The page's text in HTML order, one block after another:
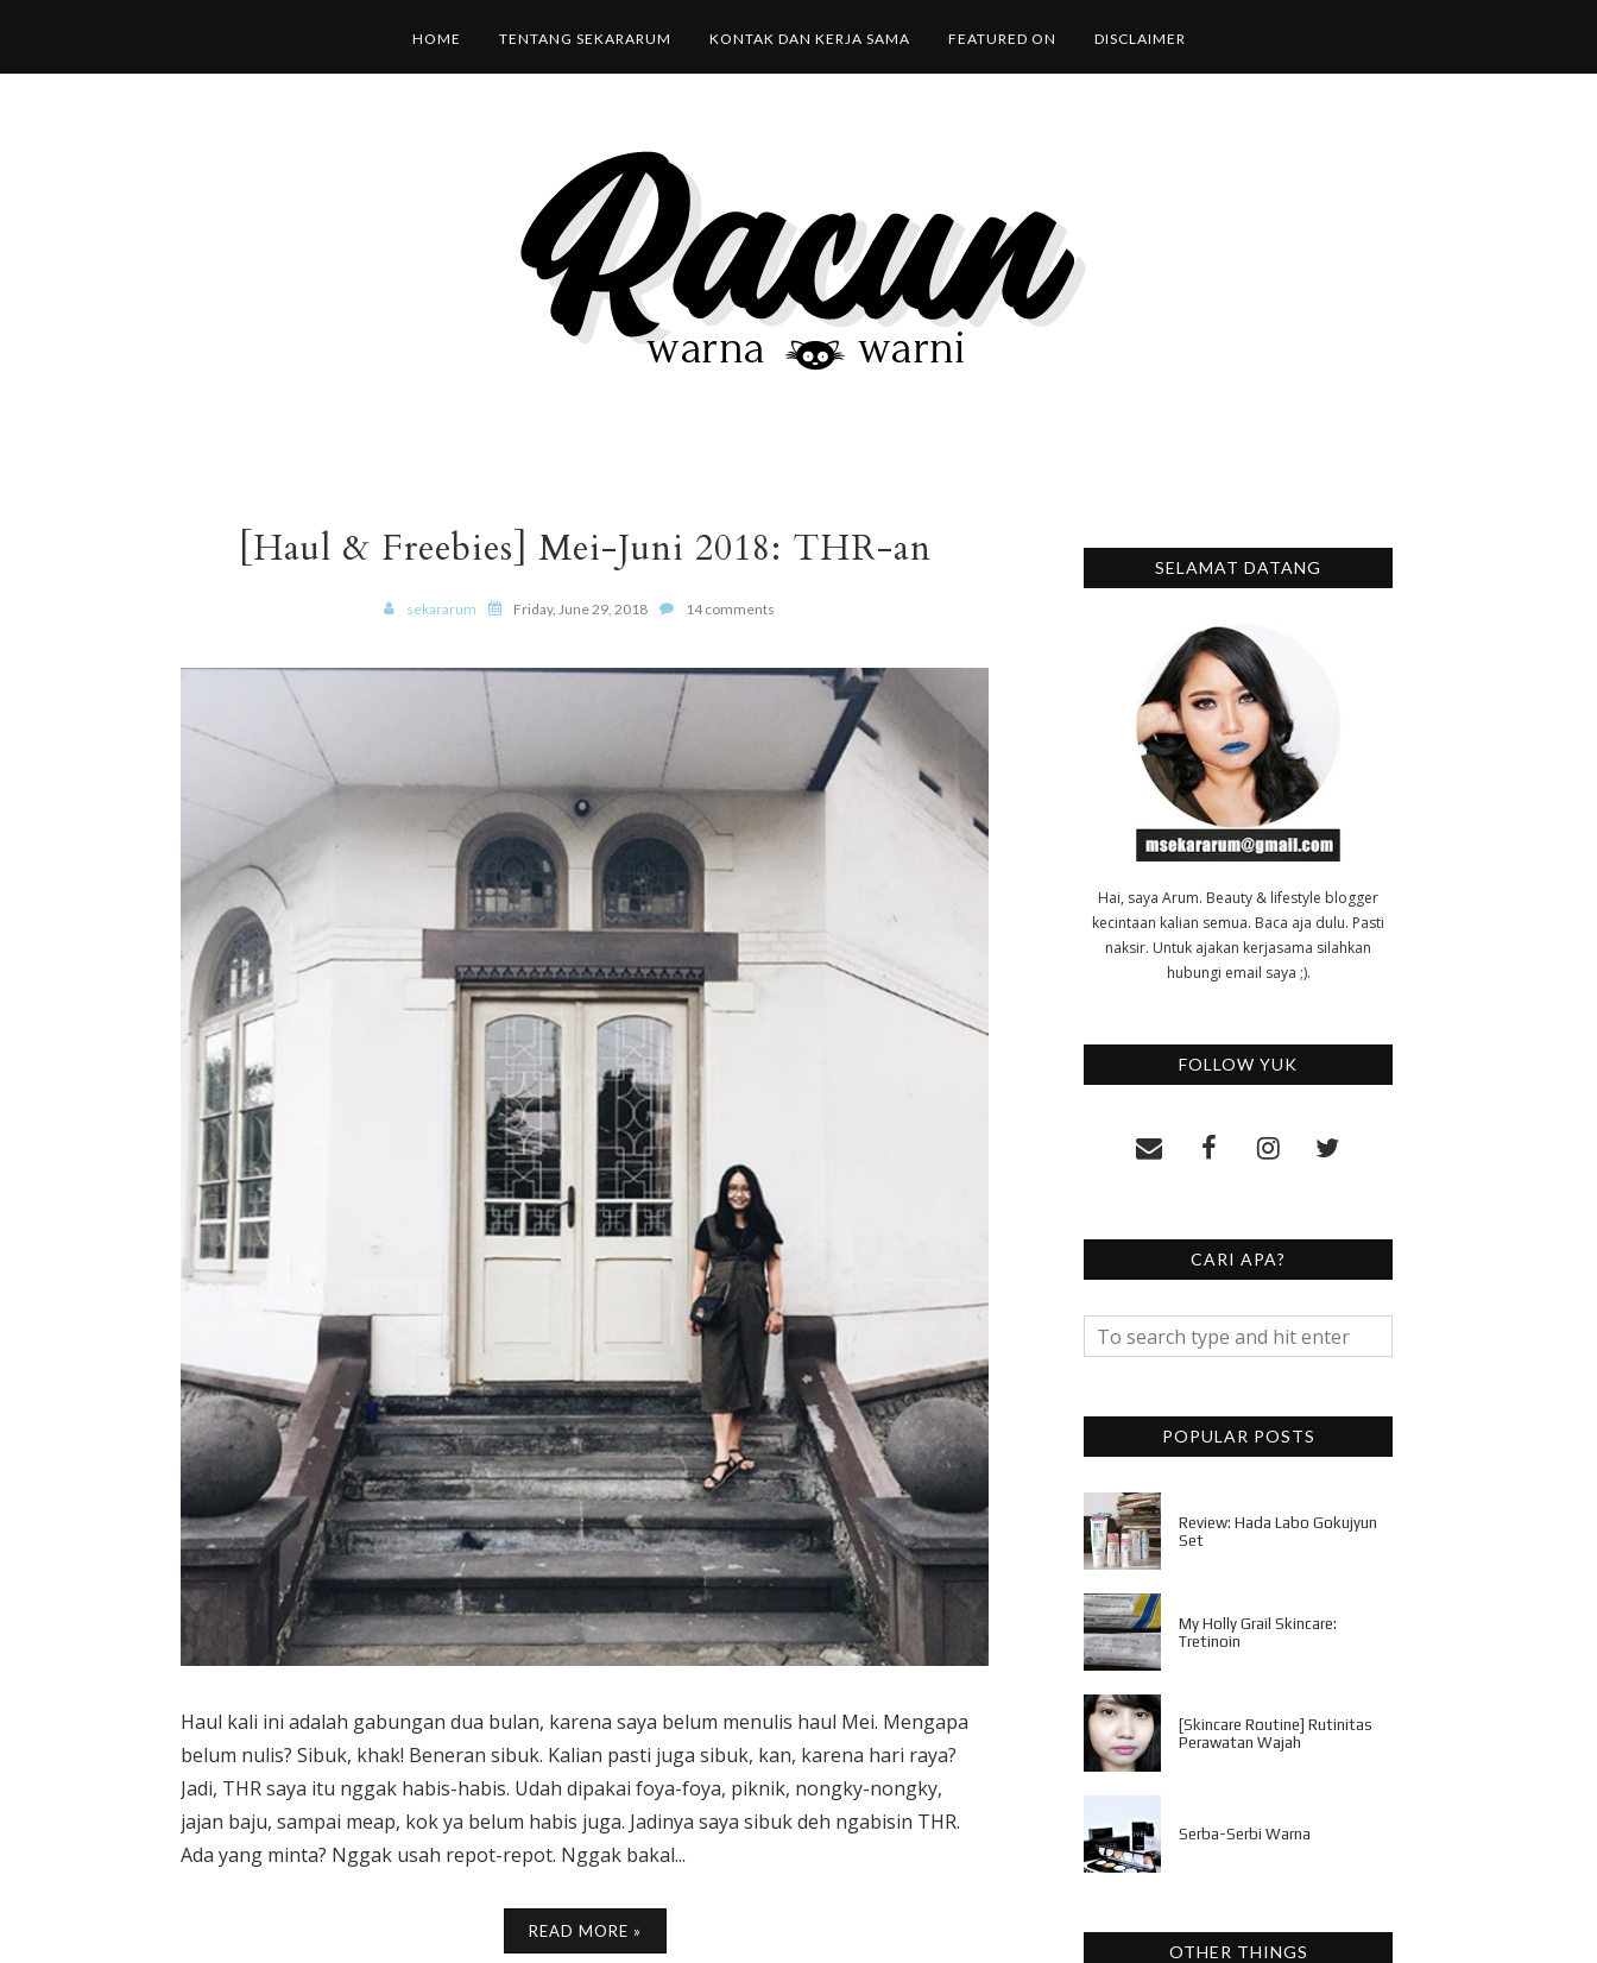
HOME TENTANG SEKARARUM KONTAK DAN KERJA SAMA FEATURED ON DISCLAIMER
[Haul & Freebies] Mei-Juni 2018: THR-an
sekararum Friday, June 29, 2018 14 comments
Haul kali ini adalah gabungan dua bulan, karena saya belum menulis haul Mei. Mengapa
belum nulis? Sibuk, khak! Beneran sibuk. Kalian pasti juga sibuk, kan, karena hari raya?
Jadi, THR saya itu nggak habis-habis. Udah dipakai foya-foya, piknik, nongky-nongky,
jajan baju, sampai meap, kok ya belum habis juga. Jadinya saya sibuk deh ngabisin THR.
Ada yang minta? Nggak usah repot-repot. Nggak bakal...
READ MORE »
SELAMAT DATANG
Hai, saya Arum. Beauty & lifestyle blogger
kecintaan kalian semua. Baca aja dulu. Pasti
naksir. Untuk ajakan kerjasama silahkan
hubungi email saya ;).
FOLLOW YUK
CARI APA?
POPULAR POSTS
Review: Hada Labo Gokujyun
Set
My Holly Grail Skincare:
Tretinoin
[Skincare Routine] Rutinitas
Perawatan Wajah
Serba-Serbi Warna
OTHER THINGS